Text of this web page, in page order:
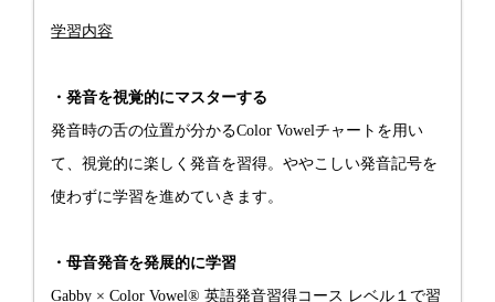
学習内容
・発音を視覚的にマスターする
発音時の舌の位置が分かるColor Vowelチャートを用い
て、視覚的に楽しく発音を習得。ややこしい発音記号を
使わずに学習を進めていきます。
・母音発音を発展的に学習
Gabby × Color Vowel® 英語発音習得コース レベル１で習